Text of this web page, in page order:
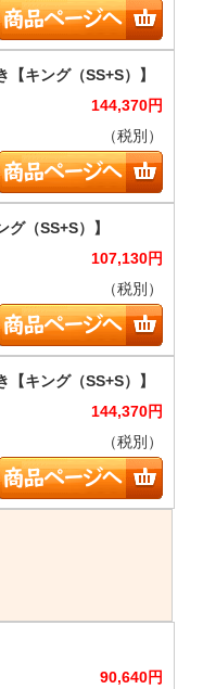
144,370円
（税別）
107,130円
（税別）
144,370円
（税別）
90,640円